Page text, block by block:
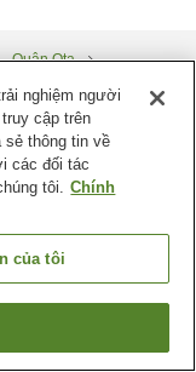
Quận Ota
nghiệm người
cập trên
sẻ thông tin về
các đối tác
tôi. Chính
của tôi